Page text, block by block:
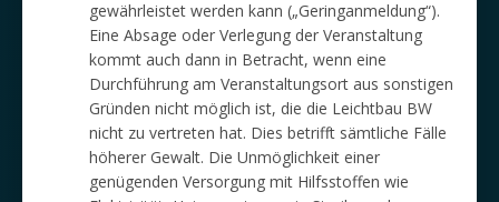
gewährleistet werden kann („Geringanmeldung“).
Eine Absage oder Verlegung der Veranstaltung
kommt auch dann in Betracht, wenn eine
Durchführung am Veranstaltungsort aus sonstigen
Gründen nicht möglich ist, die die Leichtbau BW
nicht zu vertreten hat. Dies betrifft sämtliche Fälle
höherer Gewalt. Die Unmöglichkeit einer
genügenden Versorgung mit Hilfsstoffen wie